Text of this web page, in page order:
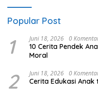
Popular Post
1 Juni 18, 2026 0
10 Cerita Pendek
Moral
2 Juni 18, 2026 0
Cerita Edukasi